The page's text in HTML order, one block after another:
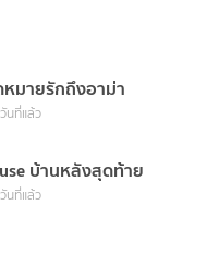
หมายรักถึงอาม่า
นที่แล้ว
บ้านหลังสุดท้าย
นที่แล้ว